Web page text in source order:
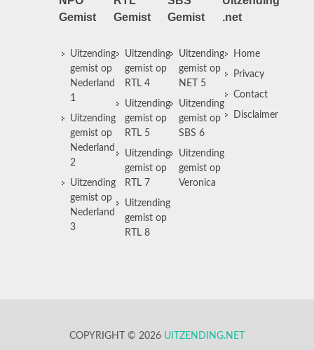
Gemist
Uitzending
gemist op
Nederland
1
Uitzending
gemist op
Nederland
2
Uitzending
gemist op
Nederland
3
Gemist
Uitzending
gemist op
RTL 4
Uitzending
gemist op
RTL 5
Uitzending
gemist op
RTL 7
Uitzending
gemist op
RTL 8
Gemist
Uitzending
gemist op
NET 5
Uitzending
gemist op
SBS 6
Uitzending
gemist op
Veronica
.net
Home
Privacy
Contact
Disclaimer
COPYRIGHT © 2026 UITZENDING.NET